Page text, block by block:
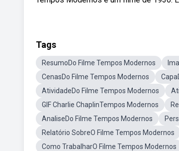
Tags
ResumoDo Filme Tempos Modernos
CenasDo Filme Tempos Modernos
AtividadeDo Filme Tempos Modernos
GIF Charlie ChaplinTempos Modernos
AnaliseDo Filme Tempos Modernos
Relatório SobreO Filme Tempos Modernos
Como TrabalharO Filme Tempos Modernos